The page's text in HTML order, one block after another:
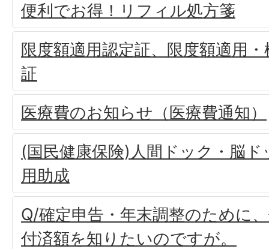
便利でお得！リフィル処方箋
限度額適用認定証、限度額適用
証
医療費のお知らせ（医療費通知）
(国民健康保険)人間ドック・脳
用助成
Q/確定申告・年末調整のために
付済額を知りたいのですが。